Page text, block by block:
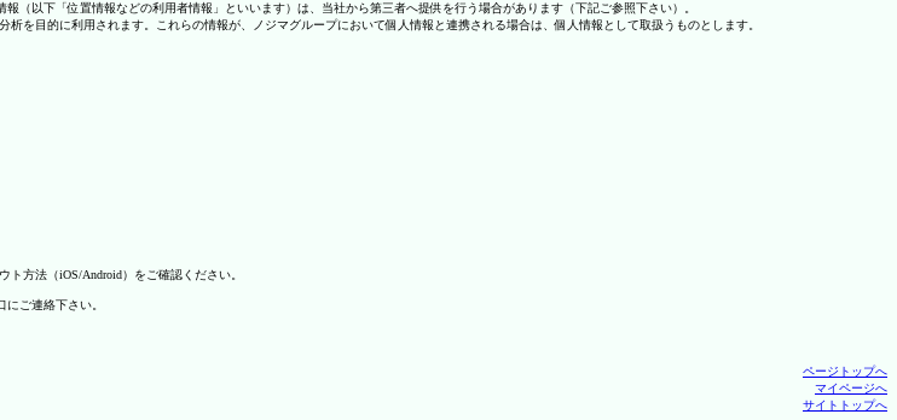
以下「位置情報などの利用者情報」といいます）は、当社から第三者へ提供を行う場合があります（下記ご参照下さい）。
目的に利用されます。これらの情報が、ノジマグループにおいて個人情報と連携される場合は、個人情報として取扱うものとします。
方法（iOS/Android）をご確認ください。
ご連絡下さい。
ページトップへ
マイページへ
サイトトップへ